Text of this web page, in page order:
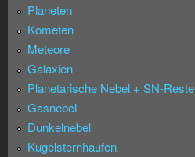
Planeten
Kometen
Meteore
Galaxien
Planetarische Nebel + SN-Reste
Gasnebel
Dunkelnebel
Kugelsternhaufen